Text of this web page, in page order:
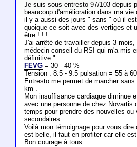
Je suis sous entresto 97/103 depuis
beaucoup d'amélioration dans ma
il y a aussi des jours " sans " où il
quoique ce soit avec des vertiges et
être ! ! !
J'ai arrêté de travailler depuis 3
médecin conseil du RSI qui m'a mis
définitive "
FEVG= 30 - 40 %
Tension : 8.5 - 9.5 pulsation = 55 à 60
Entresto me permet de marcher
km .
Mon insuffisance cardiaque diminue
avec une personne de chez Novartis
temps pour prendre des nouvelles
secondaires.
Voilà mon témoignage pour vous
est belle, il faut en profiter car elle
Bon courage à tous.